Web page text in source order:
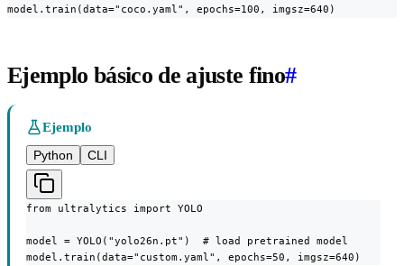
model.train(data="coco.yaml", epochs=100, imgsz=640)
Ejemplo básico de ajuste fino#
Ejemplo
Python
CLI
from ultralytics import YOLO
model = YOLO("yolo26n.pt")  # load pretrained model
model.train(data="custom.yaml", epochs=50, imgsz=640)